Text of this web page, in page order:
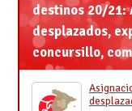
destinos 20/21:
desplazados,
concursillo,